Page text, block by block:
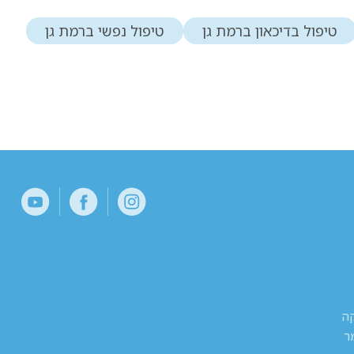
טיפול בדיכאון ברמת גן טיפול נפשי ברמת גן